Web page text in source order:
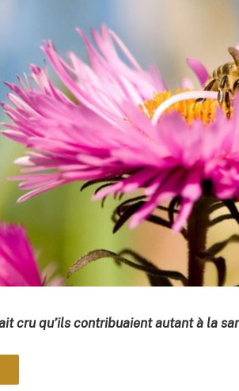
cru qu’ils contribuaient autant à la